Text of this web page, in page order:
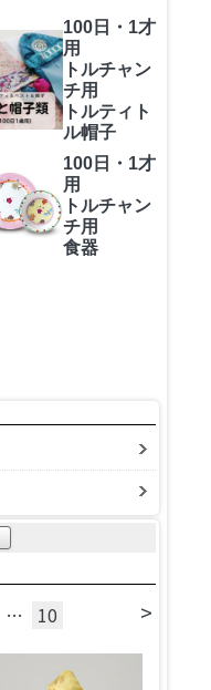
100日・1才
用
トルチャン
チ用
トルティト
ル帽子
100日・1才
用
トルチャン
チ用
食器
>
… 10